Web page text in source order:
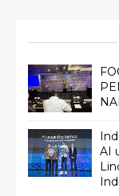
AI